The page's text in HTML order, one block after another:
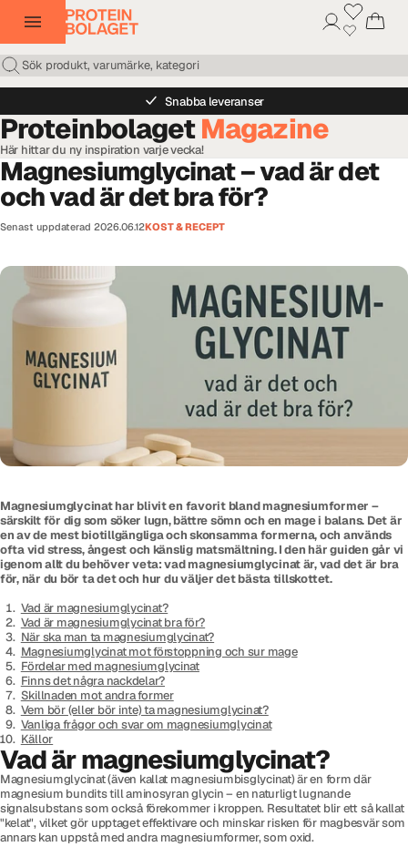
Snabba leveranser
ProteinbolagetMagazine
Här hittar du ny inspiration varje vecka!
Magnesiumglycinat – vad är det
och vad är det bra för?
Senast uppdaterad 2026.06.12KOST & RECEPT
Magnesiumglycinat har blivit en favorit bland magnesiumformer –
särskilt för dig som söker lugn, bättre sömn och en mage i balans. Det är
en av de mest biotillgängliga och skonsamma formerna, och används
ofta vid stress, ångest och känslig matsmältning. I den här guiden går vi
igenom allt du behöver veta: vad magnesiumglycinat är, vad det är bra
för, när du bör ta det och hur du väljer det bästa tillskottet.
Vad är magnesiumglycinat?
Vad är magnesiumglycinat bra för?
När ska man ta magnesiumglycinat?
Magnesiumglycinat mot förstoppning och sur mage
Fördelar med magnesiumglycinat
Finns det några nackdelar?
Skillnaden mot andra former
Vem bör (eller bör inte) ta magnesiumglycinat?
Vanliga frågor och svar om magnesiumglycinat
Källor
Vad är magnesiumglycinat?
Magnesiumglycinat (även kallat magnesiumbisglycinat) är en form där
magnesium bundits till aminosyran glycin – en naturligt lugnande
signalsubstans som också förekommer i kroppen. Resultatet blir ett så kallat
"kelat", vilket gör upptaget effektivare och minskar risken för magbesvär som
annars kan uppstå med andra magnesiumformer, som oxid.